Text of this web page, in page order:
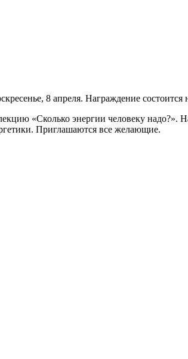
8 апреля. Награждение
«Сколько энергии человеку надо?».
Приглашаются все желающие.